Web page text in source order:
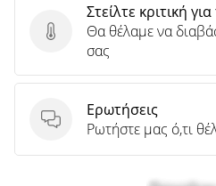
Στείλτε κριτική για το
Στείλτε κριτική
Θα θέλαμε να
σας
Ερωτήσεις
Ερωτήσεις
Ρωτήστε μας ό,τι